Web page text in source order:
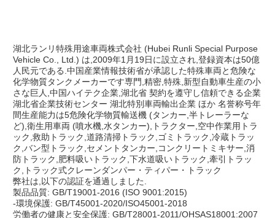
湖北ランリ特殊用途車両株式会社 (Hubei Runli Special Purpose
Vehicle Co., Ltd.) は,2009年1月19日に設立され,登録資本は50億
人民元である.中国産業情報技術省が承認した特殊車両と危険な
化学物質タンクメーカーです専門,精密,特殊,新型自動車生産の小
さな巨人,中国ハイテク企業,湖北省 契約を遵守し信頼できる企業
湖北省企業技術センター 湖北特別車両輸出企業 ほか 名誉称号年
間生産能力は5危険化学物質輸送機 (タンカー,半トレーラーな
ど),衛生用車両 (噴水機,水タンカー),トラクター,空中作業用トラ
ック,救助トラック,道路清掃トラック,ゴミトラック,冷蔵トラッ
ク,バン型トラック,セメントタンカー,コンクリートミキサー,消
防トラック,肥料吸いトラック,下水道吸いトラック,牽引トラッ
ク,トラック式クレーンダンパー・ティパー・トラック
弊社は,以下の認証を通過しました.
製品品質: GB/T19001-2016 (ISO 9001:2015)
-環境保護: GB/T45001-2020/ISO45001-2018
労働者の健康と安全保護: GB/T28001-2011/OHSAS18001:2007